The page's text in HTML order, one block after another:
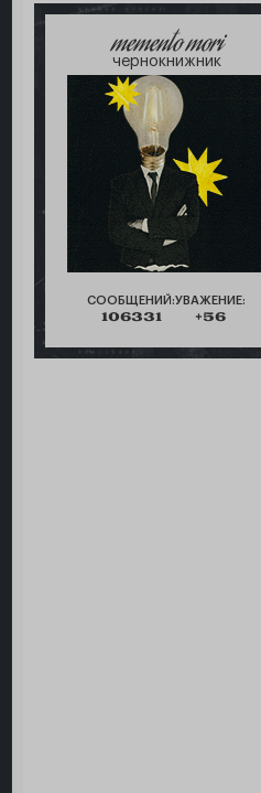
memento mori
чернокнижник
СООБЩЕНИЙ:
106331
УВАЖЕНИЕ:
+56